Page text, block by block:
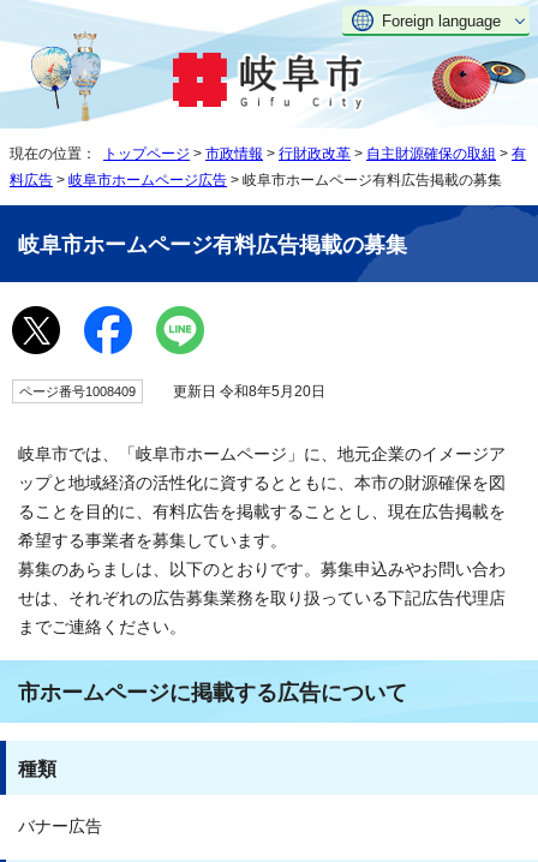
Foreign language
現在の位置： トップページ > 市政情報 > 行財政改革 > 自主財源確保の取組 > 有
料広告 > 岐阜市ホームページ広告 > 岐阜市ホームページ有料広告掲載の募集
岐阜市ホームページ有料広告掲載の募集
ページ番号1008409 更新日 令和8年5月20日
岐阜市では、「岐阜市ホームページ」に、地元企業のイメージア
ップと地域経済の活性化に資するとともに、本市の財源確保を図
ることを目的に、有料広告を掲載することとし、現在広告掲載を
希望する事業者を募集しています。
募集のあらましは、以下のとおりです。募集申込みやお問い合わ
せは、それぞれの広告募集業務を取り扱っている下記広告代理店
までご連絡ください。
市ホームページに掲載する広告について
種類
バナー広告